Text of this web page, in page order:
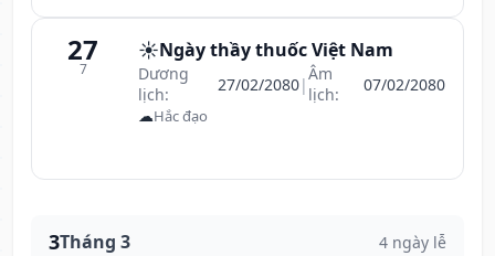
27
7
☀️Ngày thầy thuốc Việt Nam
Dương
lịch:
27/02/2080|Âm
lịch:
07/02/2080
☁Hắc đạo
3Tháng 3 4 ngày lễ